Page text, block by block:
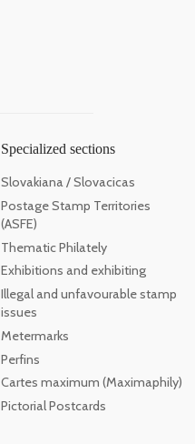
Specialized sections
Slovakiana / Slovacicas
Postage Stamp Territories
(ASFE)
Thematic Philately
Exhibitions and exhibiting
Illegal and unfavourable stamp
issues
Metermarks
Perfins
Cartes maximum (Maximaphily)
Pictorial Postcards